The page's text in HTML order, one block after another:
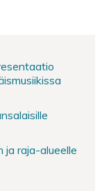
ja raja-alueelle